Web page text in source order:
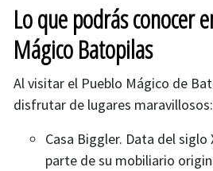
Lo que podrás conocer
Mágico Batopilas
Al visitar el Pueblo Mágico de
disfrutar de lugares maravillosos:
Casa Biggler. Data del siglo
parte de su mobiliario